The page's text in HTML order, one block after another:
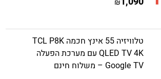
₪
טלוויזיה 55 אינץ חכמה TCL P8K
QLED TV 4K עם מערכת הפעלה
Google TV – משלוח חינם